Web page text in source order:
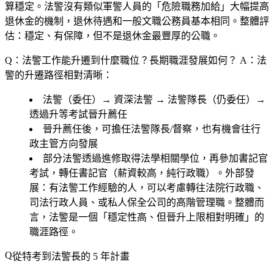
算穩定。法警沒有類似軍警人員的「危險職務加給」大幅提高
退休金的機制，退休待遇和一般文職公務員基本相同。整體評
估：穩定、有保障，但不是退休金最豐厚的公職。
Q：法警工作能升遷到什麼職位？長期職涯發展如何？ A：法
警的升遷路徑相對清晰：
法警（委任）→ 資深法警 → 法警隊長（仍委任）→
透過升等考試晉升薦任
晉升薦任後，可擔任法警隊長/督察，也有機會往行
政主管方向發展
部分法警透過進修取得法學相關學位，再參加書記官
考試，轉任書記官（薪資較高，純行政職）。外部發
展：有法警工作經驗的人，可以考慮轉往法院行政職、
司法行政人員、或私人保全公司的高階管理職。整體而
言，法警是一個「穩定性高、但晉升上限相對明確」的
職涯路徑。
從特考到法警長的 5 年計畫